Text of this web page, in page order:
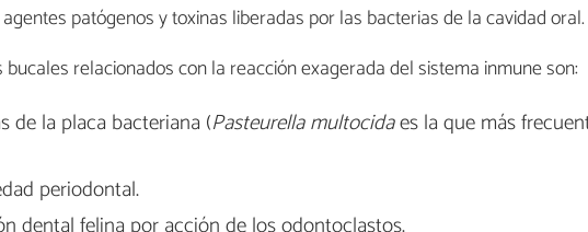
patógenos y toxinas liberadas por las bacterias de la cavidad oral.
bucales relacionados con la reacción exagerada del sistema inmune son:
de la placa bacteriana (Pasteurella multocidaes la que más
periodontal.